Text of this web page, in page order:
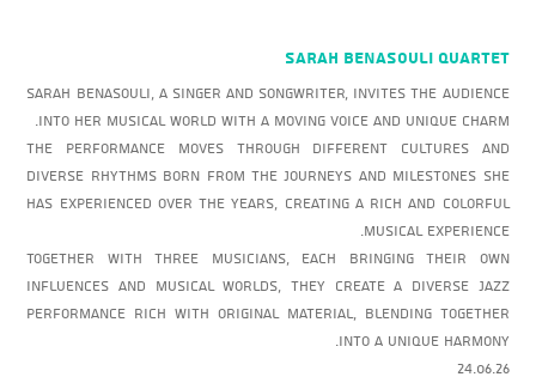
SARAH BENASOULI Quartet
Sarah Benasouli, a singer and songwriter, invites the audience
into her musical world with a moving voice and unique charm.
The performance moves through different cultures and
diverse rhythms born from the journeys and milestones she
has experienced over the years, creating a rich and colorful
musical experience.
Together with three musicians, each bringing their own
influences and musical worlds, they create a diverse jazz
performance rich with original material, blending together
into a unique harmony.
24.06.26